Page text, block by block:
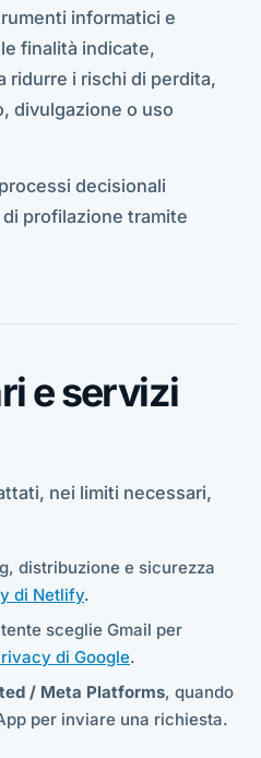
informatici e
finalità indicate,
ridurre i rischi di perdita,
divulgazione o uso
decisionali
profilazione tramite
e servizi
nei limiti necessari,
distribuzione e sicurezza
di Netlify.
sceglie Gmail per
di Google.
/ Meta Platforms, quando
per inviare una richiesta.